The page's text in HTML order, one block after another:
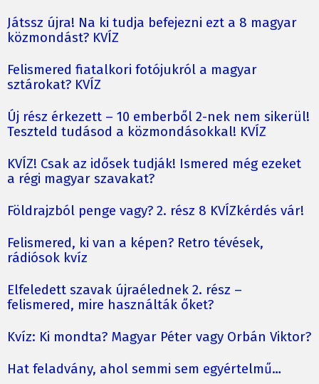
Játssz újra! Na ki tudja befejezni ezt a 8 magyar
közmondást? KVÍZ
Felismered fiatalkori fotójukról a magyar
sztárokat? KVÍZ
Új rész érkezett – 10 emberből 2-nek nem sikerül!
Teszteld tudásod a közmondásokkal! KVÍZ
KVÍZ! Csak az idősek tudják! Ismered még ezeket
a régi magyar szavakat?
Földrajzból penge vagy? 2. rész 8 KVÍZkérdés vár!
Felismered, ki van a képen? Retro tévések,
rádiósok kvíz
Elfeledett szavak újraélednek 2. rész –
felismered, mire használták őket?
Kvíz: Ki mondta? Magyar Péter vagy Orbán Viktor?
Hat feladvány, ahol semmi sem egyértelmű…